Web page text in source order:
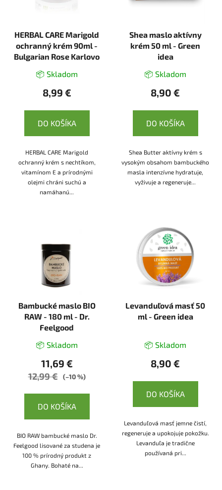
HERBAL CARE Marigold
ochranný krém 90ml -
Bulgarian Rose Karlovo
📦 Skladom
8,99 €
DO KOŠÍKA
HERBAL CARE Marigold
ochranný krém s nechtíkom,
vitamínom E a prírodnými
olejmi chráni suchú a
namáhanú...
Shea maslo aktívny
krém 50 ml - Green
idea
📦 Skladom
8,90 €
DO KOŠÍKA
Shea Butter aktívny krém s
vysokým obsahom bambuckého
masla intenzívne hydratuje,
vyživuje a regeneruje...
Bambucké maslo BIO
RAW - 180 ml - Dr.
Feelgood
📦 Skladom
11,69 €
12,99 € (–10 %)
DO KOŠÍKA
BIO RAW bambucké maslo Dr.
Feelgood lisované za studena je
100 % prírodný produkt z
Ghany. Bohaté na...
Levanduľová masť 50
ml - Green idea
📦 Skladom
8,90 €
DO KOŠÍKA
Levanduľová masť jemne čistí,
regeneruje a upokojuje pokožku.
Levanduľa je tradične
používaná pri...